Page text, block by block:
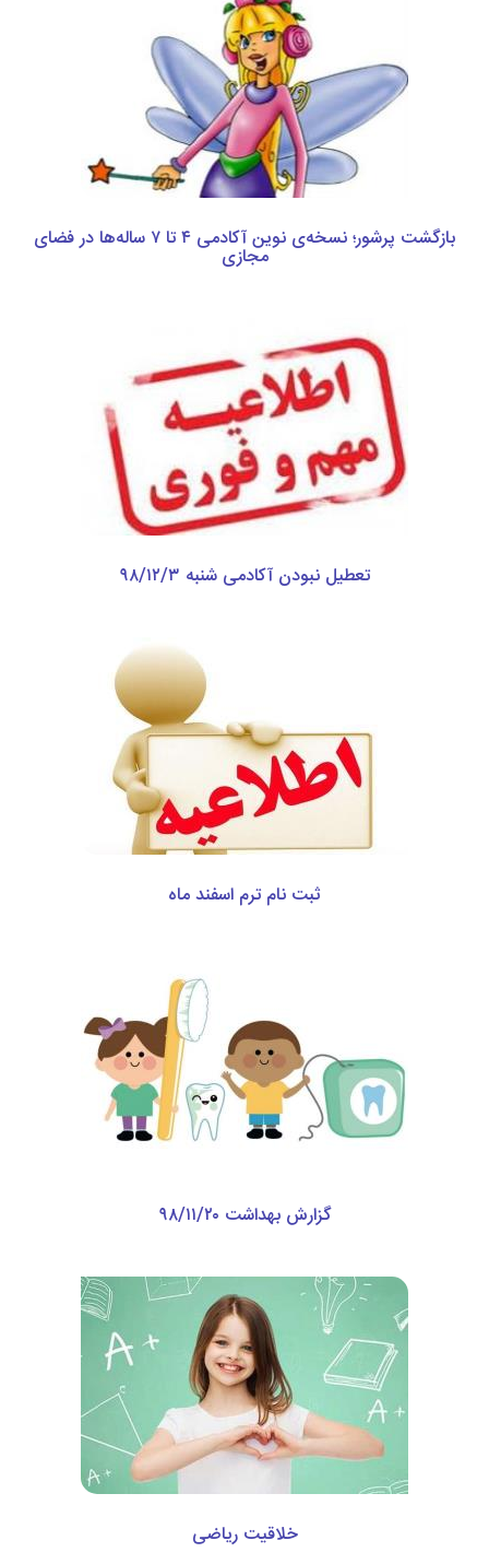
بازگشت پرشور؛ نسخه‌ی نوین آکادمی ۴ تا ۷ ساله‌ها در فضای
مجازی
تعطیل نبودن آکادمی شنبه ۹۸/۱۲/۳
ثبت نام ترم اسفند ماه
گزارش بهداشت ۹۸/۱۱/۲۰
خلاقیت ریاضی